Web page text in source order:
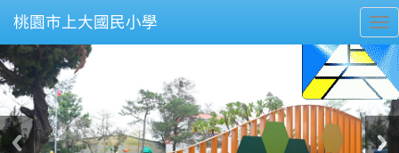
桃園市上大國民小學